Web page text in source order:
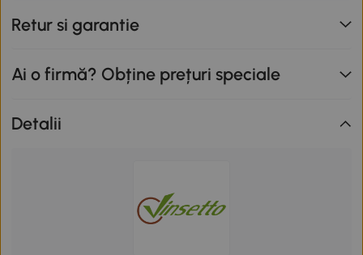
Retur si garantie
Ai o firmă? Obține prețuri speciale
Detalii